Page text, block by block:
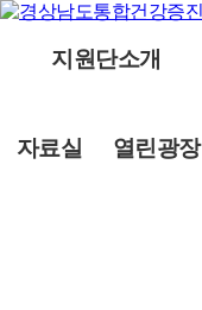
지원단소개
자료실 열린광장